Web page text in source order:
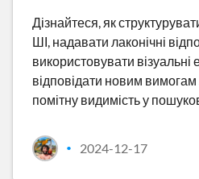
Дізнайтеся, як
ШІ, надавати лаконічні
використовувати
відповідати новим вимогам
помітну видимість у
• 2024-12-17